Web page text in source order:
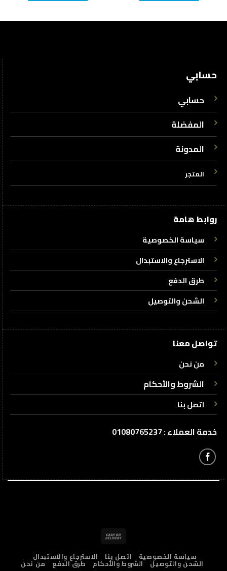
حسابي
حسابي
المفضلة
المدونة
المتجر
روابط هامة
سياسة الخصوصية
الاسترجاع والاستبدال
طرق الدفع
الشحن والتوصيل
تواصل معنا
من نحن
الشروط والأحكام
اتصل بنا
خدمة العملاء : 01080765237
Delivery
سياسة الخصوصية اتصل بنا الاسترجاع والاستبدال
الشحن والتوصيل الشروط والأحكام طرق الدفع من نحن